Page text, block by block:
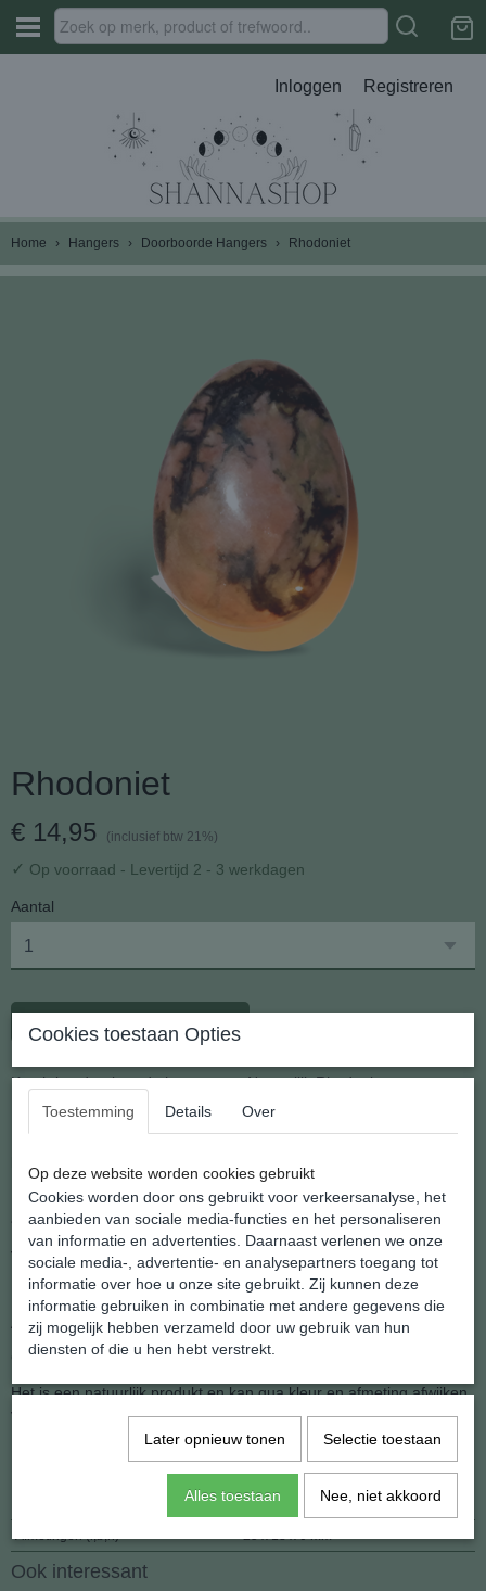
Inloggen Registreren
Home › Hangers › Doorboorde Hangers › Rhodoniet
Rhodoniet
€ 14,95 (inclusief btw 21%)
✓ Op voorraad - Levertijd 2 - 3 werkdagen
Aantal
Krachtige doorboorde hanger van Natuurlijk Rhodoniet
Door het aan de zijkant ingeboorde gaatje wordt een koordje
aangebracht waardoor het prachtig
vlak op de borst gedrgen kan worden.
Natuurlijk leveren wij dat koord standaard bij.
Afmeting hanger: 18 x 25 mm.
Gewicht: 7 gram.
Het is een natuurlijk produkt en kan qua kleur en afmeting afwijken
van de foto.
Specificaties
7,00 g
Afmetingen (l,b,h) 25 x 18 x 0 mm
Ook interessant
Cookies toestaan Opties
Toestemming Details Over
Op deze website worden cookies gebruikt
Cookies worden door ons gebruikt voor verkeersanalyse, het
aanbieden van sociale media-functies en het personaliseren
van informatie en advertenties. Daarnaast verlenen we onze
sociale media-, advertentie- en analysepartners toegang tot
informatie over hoe u onze site gebruikt. Zij kunnen deze
informatie gebruiken in combinatie met andere gegevens die
zij mogelijk hebben verzameld door uw gebruik van hun
diensten of die u hen hebt verstrekt.
Later opnieuw tonen Selectie toestaan
Alles toestaan Nee, niet akkoord